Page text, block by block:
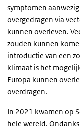
symptomen
overgedragen via
kunnen overleven.
zouden kunnen
introductie van een
klimaat is het
Europa kunnen
overdragen.
In 2021 kwamen op
hele wereld.